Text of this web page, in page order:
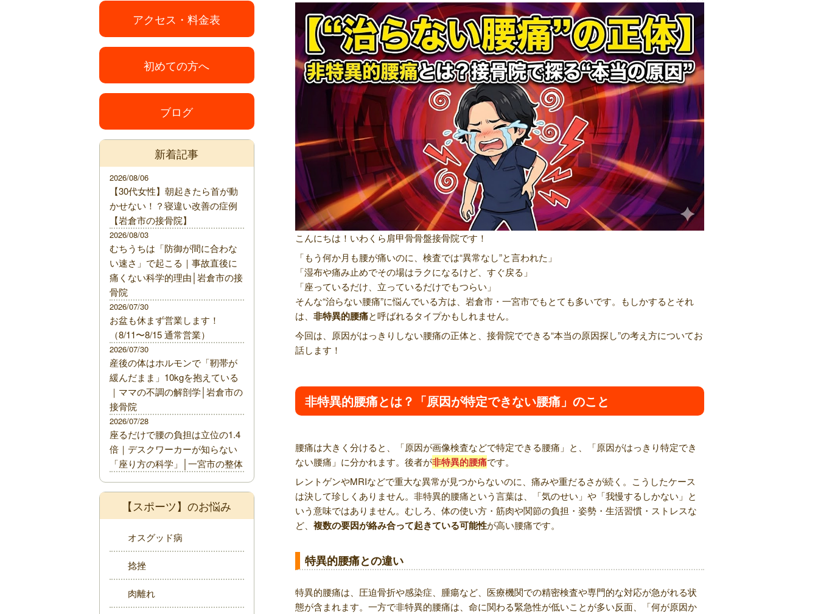
こんにちは！いわくら肩甲骨骨盤接骨院です！
「もう何か月も腰が痛いのに、検査では“異常なし”と言われた」
「湿布や痛み止めでその場はラクになるけど、すぐ戻る」
「座っているだけ、立っているだけでもつらい」
そんな“治らない腰痛”に悩んでいる方は、岩倉市・一宮市でもとても多いです。もしかするとそれ
は、 非特異的腰痛と呼ばれるタイプかもしれません。
今回は、原因がはっきりしない腰痛の正体と、接骨院でできる“本当の原因探し”の考え方についてお
話します！
非特異的腰痛とは？「原因が特定できない腰痛」のこと
腰痛は大きく分けると、「原因が画像検査などで特定できる腰痛」と、「原因がはっきり特定でき
ない腰痛」に分かれます。後者が非特異的腰痛です。
レントゲンやMRIなどで重大な異常が見つからないのに、痛みや重だるさが続く。こうしたケース
は決して珍しくありません。非特異的腰痛という言葉は、「気のせい」や「我慢するしかない」と
いう意味ではありません。むしろ、体の使い方・筋肉や関節の負担・姿勢・生活習慣・ストレスな
ど、 複数の要因が絡み合って起きている可能性が高い腰痛です。
特異的腰痛との違い
特異的腰痛は、圧迫骨折や感染症、腫瘍など、医療機関での精密検査や専門的な対応が急がれる状
態が含まれます。一方で非特異的腰痛は、命に関わる緊急性が低いことが多い反面、「何が原因か
アクセス・料金表
初めての方へ
ブログ
新着記事
【30代女性】朝起きたら首が動
かせない！？寝違い改善の症例
【岩倉市の接骨院】
2026/08/06
むちうちは「防御が間に合わな
い速さ」で起こる｜事故直後に
痛くない科学的理由│岩倉市の接
骨院
2026/08/03
お盆も休まず営業します！
（8/11〜8/15 通常営業）
2026/07/30
産後の体はホルモンで「靭帯が
緩んだまま」10kgを抱えている
｜ママの不調の解剖学│岩倉市の
接骨院
2026/07/30
座るだけで腰の負担は立位の1.4
倍｜デスクワーカーが知らない
「座り方の科学」│一宮市の整体
2026/07/28
【スポーツ】のお悩み
オスグッド病
捻挫
肉離れ